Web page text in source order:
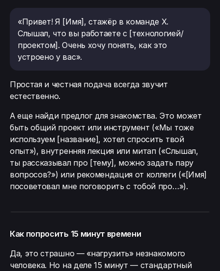
«Привет! Я [Имя], стажёр в команде X.
Слышал, что вы работаете с [технологией/
проектом]. Очень хочу понять, как это
устроено у вас».
Простая и честная подача всегда звучит
естественно.
А еще найди предлог для знакомства. Это может
быть общий проект или инструмент («Мы тоже
используем [название], хотел спросить твой
опыт»), внутренняя лекция или митап («Слышал,
ты рассказывал про [тему], можно задать пару
вопросов?») или рекомендация от коллеги («[Имя]
посоветовал мне поговорить с тобой про…»).
Как попросить 15 минут времени
Да, это страшно — «нагрузить» незнакомого
человека. Но на деле 15 минут — стандартный